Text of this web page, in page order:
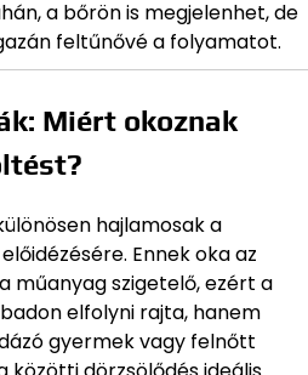
a bőrön is megjelenhet, de
feltűnővé a folyamatot.
Miért okoznak
hajlamosak a
Ennek oka az
műanyag szigetelő, ezért a
elfolyni rajta, hanem
gyermek vagy felnőtt